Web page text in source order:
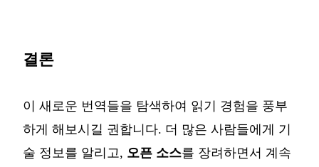
결론
이 새로운 번역들을 탐색하여 읽기 경험을 풍부
하게 해보시길 권합니다. 더 많은 사람들에게 기
술 정보를 알리고, 오픈 소스를 장려하면서 계속